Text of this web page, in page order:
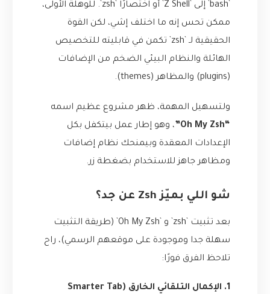
`bash` إلى `Z Shell` أو اختصارًا `zsh`. للوهلة الأولى،
ممكن تحس إنه ما اختلف إشي، لكن القوة
الحقيقية لـ `zsh` تكمن في قابليته للتخصيص
الهائلة والنظام البيئي الضخم من الإضافات
(plugins) والمظاهر (themes).
ولتسهيل المهمة، ظهر مشروع عظيم اسمه
“Oh My Zsh”
، وهو إطار عمل بيتكفل بكل
الإعدادات المعقدة وبيمنحك نظام إضافات
ومظاهر جاهز للاستخدام بضغطة زر.
شو اللي بميّز Zsh عن جد؟
بعد تثبيت `zsh` و `Oh My Zsh` (طريقة التثبيت
سهلة جدا وموجودة على موقعهم الرسمي)، راح
تلاحظ الفرق فورًا:
1. الإكمال التلقائي الخارق (Smarter Tab